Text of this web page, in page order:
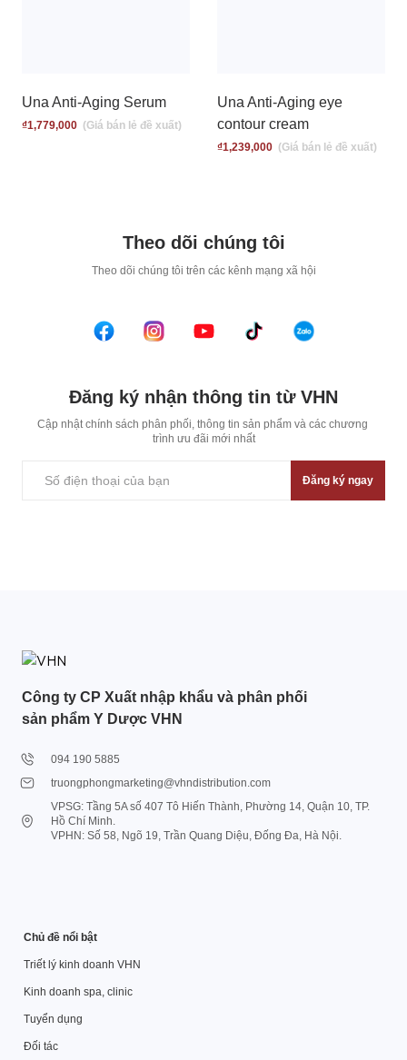
Una Anti-Aging Serum
₫1,779,000
Una Anti-Aging eye
contour cream
₫1,239,000
Theo dõi chúng tôi
Theo dõi chúng tôi trên các kênh mạng xã hội
Đăng ký nhận thông tin từ VHN
Cập nhật chính sách phân phối, thông tin sản phẩm và các chương
trình ưu đãi mới nhất
Đăng ký ngay
Công ty CP Xuất nhập khẩu và phân phối
sản phẩm Y Dược VHN
094 190 5885
truongphongmarketing@vhndistribution.com
VPSG: Tầng 5A số 407 Tô Hiến Thành, Phường 14, Quận 10, TP.
Hồ Chí Minh.
VPHN: Số 58, Ngõ 19, Trần Quang Diệu, Đống Đa, Hà Nội.
Chủ đề nổi bật
Triết lý kinh doanh VHN
Kinh doanh spa, clinic
Tuyển dụng
Đối tác